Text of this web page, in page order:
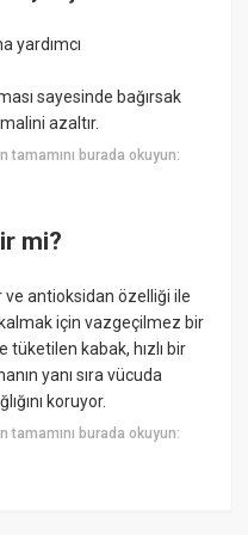
yardımcı
sayesinde bağırsak
azaltır.
tamamını burada okuyun:
mi?
antioksidan özelliği ile
için vazgeçilmez bir
tüketilen kabak, hızlı bir
yanı sıra vücuda
koruyor.
tamamını burada okuyun: